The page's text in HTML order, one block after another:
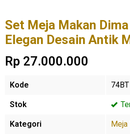
Set Meja Makan
Elegan Desain Antik
Rp 27.000.000
Kode 74BT
Stok
Kategori Meja